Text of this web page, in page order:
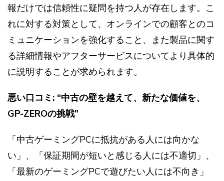
報だけでは信頼性に疑問を持つ人が存在します。こ
れに対する対策として、オンラインでの顧客とのコ
ミュニケーションを強化すること、また製品に関す
る詳細情報やアフターサービスについてより具体的
に説明することが求められます。
悪い口コミ: “中古の壁を越えて、新たな価値を、
GP-ZEROの挑戦”
「中古ゲーミングPCに抵抗がある人には向かな
い」、「保証期間が短いと感じる人には不適切」、
「最新のゲーミングPCで遊びたい人には不向き」